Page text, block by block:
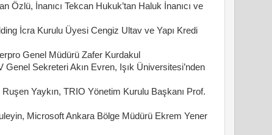
Özlü, İnanıcı Tekcan Hukuk’tan Haluk İnanıcı ve
İcra Kurulu Üyesi Cengiz Ultav ve Yapı Kredi
Genel Müdürü Zafer Kurdakul
Sekreteri Akın Evren, Işık Üniversitesi’nden
Yaykın, TRIO Yönetim Kurulu Başkanı Prof.
Microsoft Ankara Bölge Müdürü Ekrem Yener